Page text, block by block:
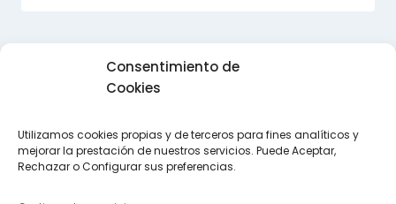
Consentimiento de
Cookies
Utilizamos cookies propias y de terceros para fines analíticos y
mejorar la prestación de nuestros servicios. Puede Aceptar,
Rechazar o Configurar sus preferencias.
Trabaja con nosotros
Política de Cookies